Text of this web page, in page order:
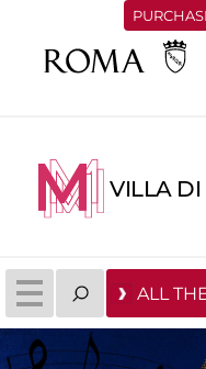
VILLA DI
ALL